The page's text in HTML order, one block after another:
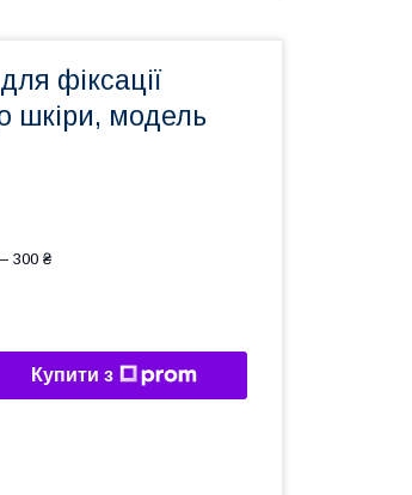
фіксації
шкіри, модель
300 ₴
Купити з